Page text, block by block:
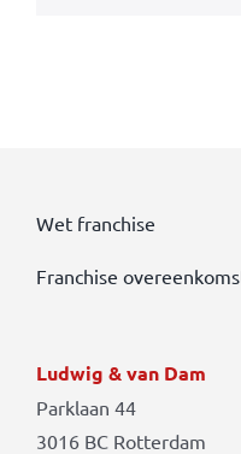
Wet franchise
Franchise
Ludwig & van Dam
Parklaan 44
3016 BC Rotterdam